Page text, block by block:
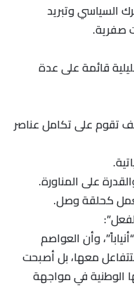
السياسي وتبريد
صفرية.
قائمة على عدة
تقوم على تكامل عناصر
على المناورة.
كحلقة وصل.
وأن العواصم
لتتفاعل معها، بل أصبحت
الوطنية في مواجهة